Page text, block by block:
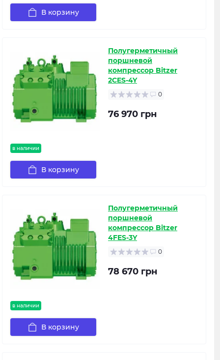
В корзину
в наличии
Полугерметичный
поршневой
компрессор Bitzer
2CES-4Y
0
76 970 грн
В корзину
в наличии
Полугерметичный
поршневой
компрессор Bitzer
4FES-3Y
0
78 670 грн
В корзину